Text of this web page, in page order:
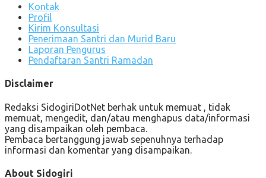
Kontak
Profil
Kirim Konsultasi
Penerimaan Santri dan Murid Baru
Laporan Pengurus
Pendaftaran Santri Ramadan
Disclaimer
Redaksi SidogiriDotNet berhak untuk memuat , tidak
memuat, mengedit, dan/atau menghapus data/informasi
yang disampaikan oleh pembaca.
Pembaca bertanggung jawab sepenuhnya terhadap
informasi dan komentar yang disampaikan.
About Sidogiri